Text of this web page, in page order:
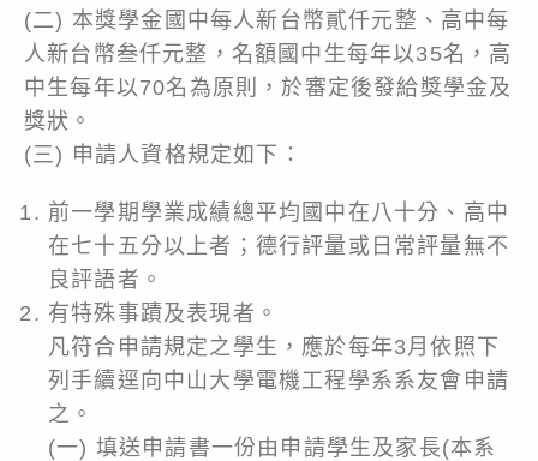
(二) 本獎學金國中每人新台幣貳仟元整、高中每
人新台幣叁仟元整，名額國中生每年以35名，高
中生每年以70名為原則，於審定後發給獎學金及
獎狀。
(三) 申請人資格規定如下：
前一學期學業成績總平均國中在八十分、高中
在七十五分以上者；德行評量或日常評量無不
良評語者。
有特殊事蹟及表現者。
凡符合申請規定之學生，應於每年3月依照下
列手續逕向中山大學電機工程學系系友會申請
之。
(一) 填送申請書一份由申請學生及家長(本系